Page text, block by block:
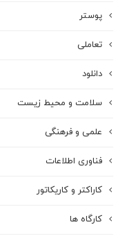
پوستر
تعاملی
دانلود
سلامت و محیط زیست
علمی و فرهنگی
فناوری اطلاعات
کاراکتر و کاریکاتور
کارگاه ها